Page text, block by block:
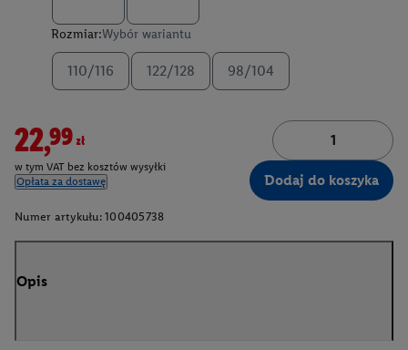
Rozmiar:Wybór wariantu
110/116 122/128 98/104
22,99zł
w tym VAT bez kosztów wysyłki
Opłata za dostawę
Dodaj do koszyka
Numer artykułu: 100405738
Opis